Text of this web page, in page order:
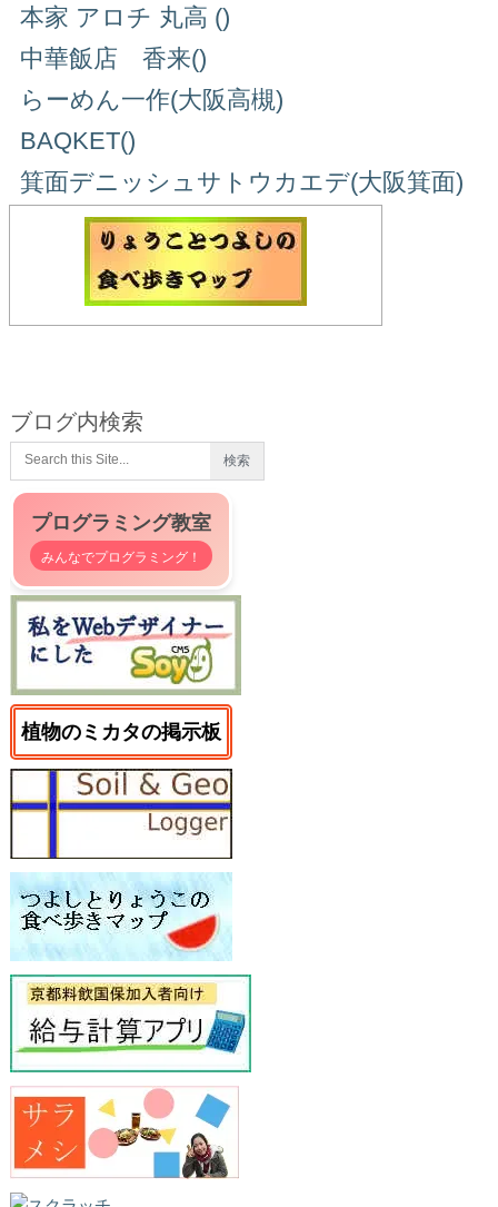
本家 アロチ 丸高 ()
中華飯店 香来()
らーめん一作(大阪高槻)
BAQKET()
箕面デニッシュサトウカエデ(大阪箕面)
ブログ内検索
プログラミング教室
みんなでプログラミング！
植物のミカタの掲示板